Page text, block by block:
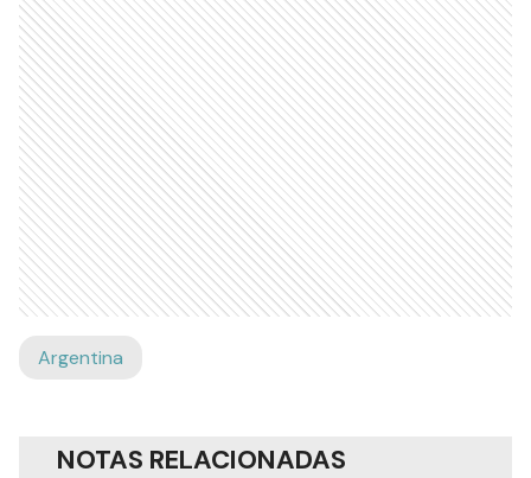
Argentina
NOTAS RELACIONADAS